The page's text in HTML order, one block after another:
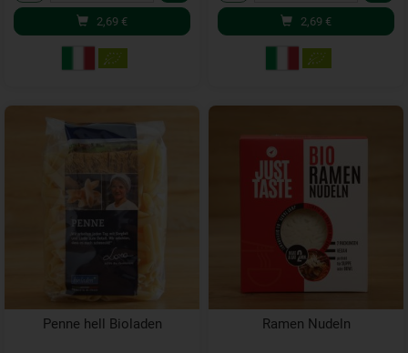
2,69 € 2,69 €
Penne hell Bioladen Ramen Nudeln